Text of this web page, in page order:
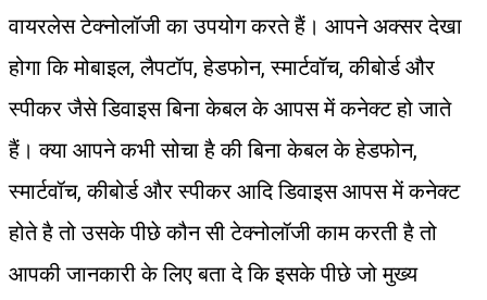
वायरलेस टेक्नोलॉजी का उपयोग करते हैं। आपने अक्सर देखा
होगा कि मोबाइल, लैपटॉप, हेडफोन, स्मार्टवॉच, कीबोर्ड और
स्पीकर जैसे डिवाइस बिना केबल के आपस में कनेक्ट हो जाते
हैं। क्या आपने कभी सोचा है की बिना केबल के हेडफोन,
स्मार्टवॉच, कीबोर्ड और स्पीकर आदि डिवाइस आपस में कनेक्ट
होते है तो उसके पीछे कौन सी टेक्नोलॉजी काम करती है तो
आपकी जानकारी के लिए बता दे कि इसके पीछे जो मुख्य